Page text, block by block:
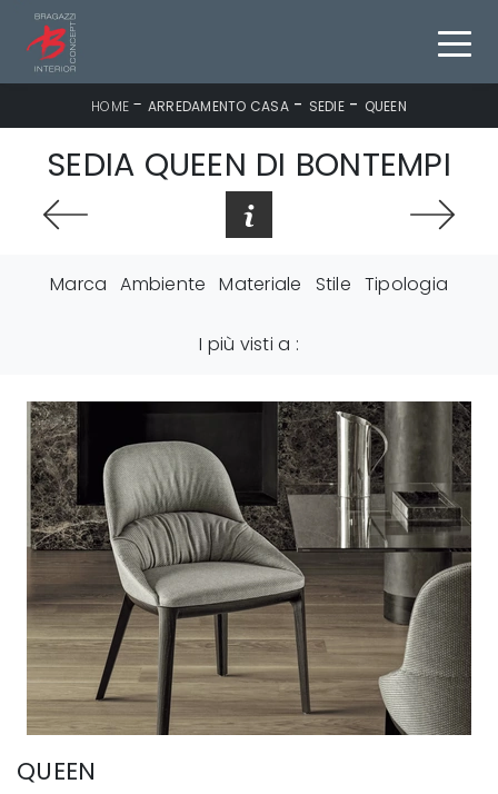
HOME - ARREDAMENTO CASA- SEDIE - QUEEN
SEDIA QUEEN DI BONTEMPI
Marca Ambiente Materiale Stile Tipologia
I più visti a :
QUEEN